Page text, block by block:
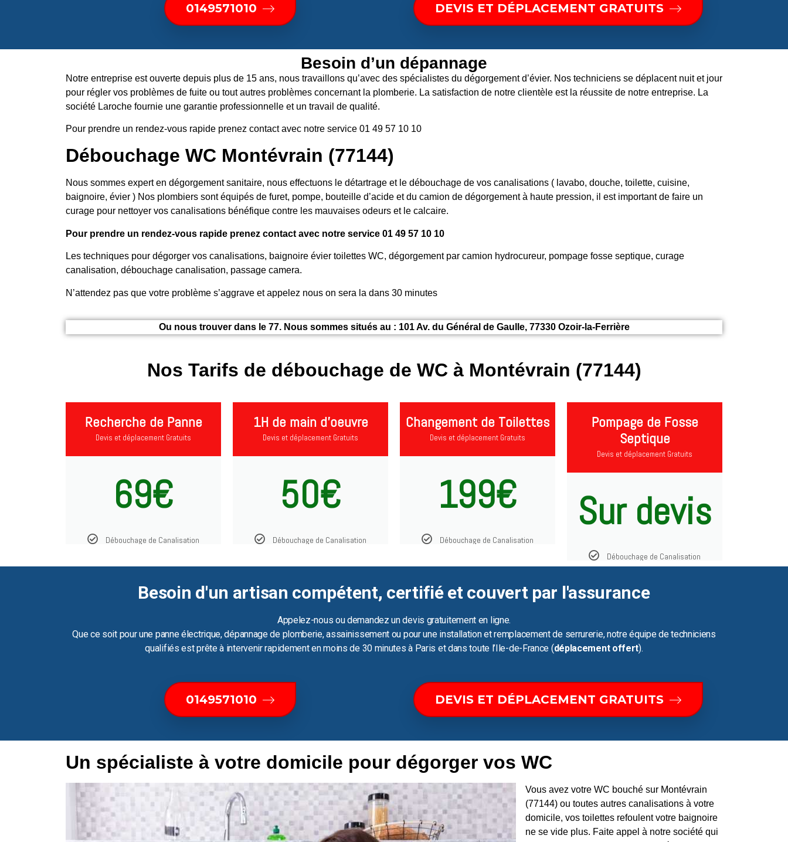
0149571010 DEVIS ET DÉPLACEMENT GRATUITS
Besoin d’un dépannage
Notre entreprise est ouverte depuis plus de 15 ans, nous travaillons qu’avec des spécialistes du dégorgement d’évier. Nos techniciens se déplacent nuit et jour
pour régler vos problèmes de fuite ou tout autres problèmes concernant la plomberie. La satisfaction de notre clientèle est la réussite de notre entreprise. La
société Laroche fournie une garantie professionnelle et un travail de qualité.
Pour prendre un rendez-vous rapide prenez contact avec notre service 01 49 57 10 10
Débouchage WC Montévrain (77144)
Nous sommes expert en dégorgement sanitaire, nous effectuons le détartrage et le débouchage de vos canalisations ( lavabo, douche, toilette, cuisine,
baignoire, évier ) Nos plombiers sont équipés de furet, pompe, bouteille d’acide et du camion de dégorgement à haute pression, il est important de faire un
curage pour nettoyer vos canalisations bénéfique contre les mauvaises odeurs et le calcaire.
Pour prendre un rendez-vous rapide prenez contact avec notre service 01 49 57 10 10
Les techniques pour dégorger vos canalisations, baignoire évier toilettes WC, dégorgement par camion hydrocureur, pompage fosse septique, curage
canalisation, débouchage canalisation, passage camera.
N’attendez pas que votre problème s’aggrave et appelez nous on sera la dans 30 minutes
Ou nous trouver dans le 77. Nous sommes situés au : 101 Av. du Général de Gaulle, 77330 Ozoir-la-Ferrière
Nos Tarifs de débouchage de WC à Montévrain (77144)
Recherche de Panne
Devis et déplacement Gratuits
69€
Débouchage de Canalisation
1H de main d'oeuvre
Devis et déplacement Gratuits
50€
Débouchage de Canalisation
Changement de Toilettes
Devis et déplacement Gratuits
199€
Débouchage de Canalisation
Pompage de Fosse
Septique
Devis et déplacement Gratuits
Sur devis
Débouchage de Canalisation
Besoin d'un artisan compétent, certifié et couvert par l'assurance
Appelez-nous ou demandez un devis gratuitement en ligne.
Que ce soit pour une panne électrique, dépannage de plomberie, assainissement ou pour une installation et remplacement de serrurerie, notre équipe de techniciens
qualifiés est prête à intervenir rapidement en moins de 30 minutes à Paris et dans toute l’Ile-de-France (déplacement offert).
0149571010 DEVIS ET DÉPLACEMENT GRATUITS
Un spécialiste à votre domicile pour dégorger vos WC
Vous avez votre WC bouché sur Montévrain
(77144) ou toutes autres canalisations à votre
domicile, vos toilettes refoulent votre baignoire
ne se vide plus. Faite appel à notre société qui